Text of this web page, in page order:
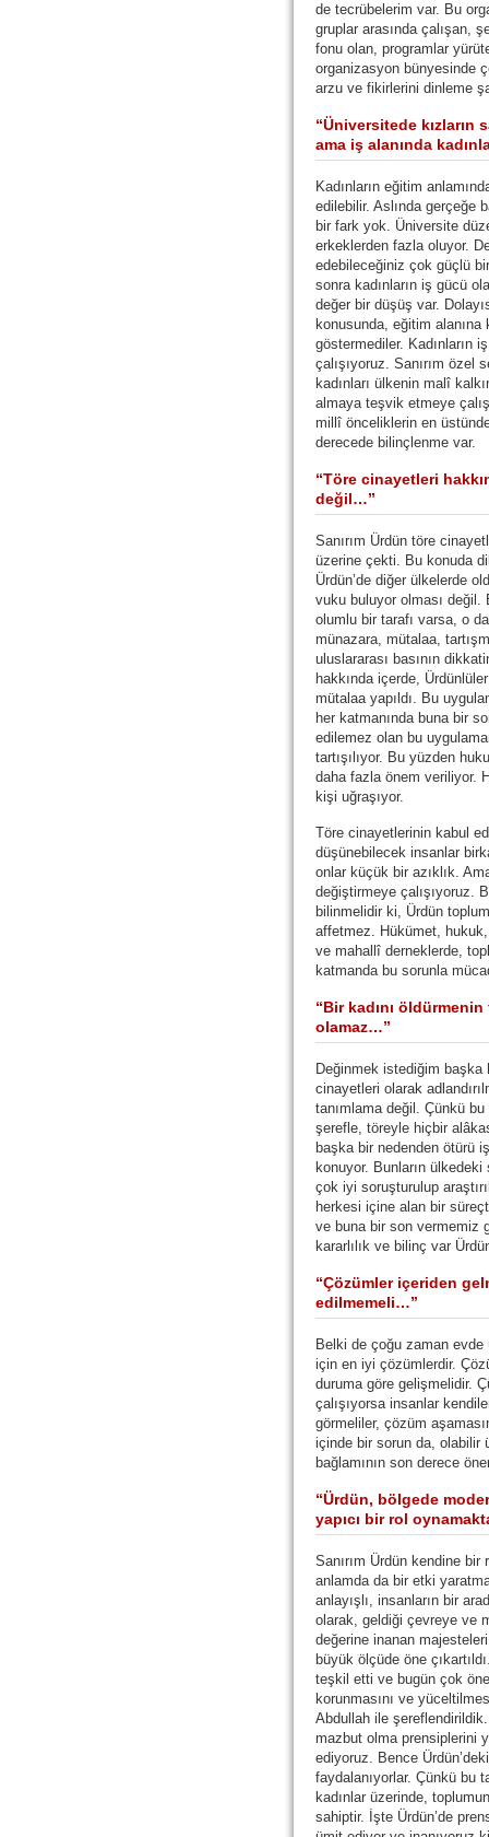
de tecrübelerim var. Bu
gruplar arasında çalışan,
fonu olan, programlar
organizasyon bünyesinde
arzu ve fikirlerini dinleme
“Üniversitede kızların
ama iş alanında
Kadınların eğitim
edilebilir. Aslında gerçeğe
bir fark yok. Üniversite
erkeklerden fazla oluyor.
edebileceğiniz çok güçlü
sonra kadınların iş gücü
değer bir düşüş var.
konusunda, eğitim alanına
göstermediler. Kadınların
çalışıyoruz. Sanırım özel
kadınları ülkenin malî
almaya teşvik etmeye
millî önceliklerin en
derecede bilinçlenme var.
“Töre cinayetleri
değil…”
Sanırım Ürdün töre
üzerine çekti. Bu konuda
Ürdün’de diğer ülkelerde
vuku buluyor olması değil.
olumlu bir tarafı varsa, o
münazara, mütalaa,
uluslararası basının
hakkında içerde,
mütalaa yapıldı. Bu
her katmanında buna bir
edilemez olan bu
tartışılıyor. Bu yüzden
daha fazla önem veriliyor.
kişi uğraşıyor.
Töre cinayetlerinin kabul
düşünebilecek insanlar
onlar küçük bir azıklık.
değiştirmeye çalışıyoruz.
bilinmelidir ki, Ürdün
affetmez. Hükümet,
ve mahallî derneklerde,
katmanda bu sorunla
“Bir kadını
olamaz…”
Değinmek istediğim
cinayetleri olarak
tanımlama değil. Çünkü
şerefle, töreyle hiçbir
başka bir nedenden ötürü
konuyor. Bunların
çok iyi soruşturulup
herkesi içine alan bir
ve buna bir son vermemiz
kararlılık ve bilinç var
“Çözümler içeriden
edilmemeli…”
Belki de çoğu zaman
için en iyi çözümlerdir.
duruma göre gelişmelidir.
çalışıyorsa insanlar
görmeliler, çözüm
içinde bir sorun da, olabilir
bağlamının son derece
“Ürdün, bölgede
yapıcı bir rol
Sanırım Ürdün kendine
anlamda da bir etki
anlayışlı, insanların bir
olarak, geldiği çevreye ve
değerine inanan
büyük ölçüde öne
teşkil etti ve bugün çok
korunmasını ve
Abdullah ile
mazbut olma prensiplerini
ediyoruz. Bence
faydalanıyorlar. Çünkü bu
kadınlar üzerinde,
sahiptir. İşte Ürdün’de